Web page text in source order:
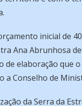
inicial de
Ana Abrunhosa
de elaboração que
a Conselho de
da Serra da